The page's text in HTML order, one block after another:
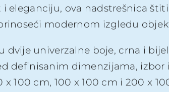
eleganciju, ova nadstrešnica
modernom izgledu
dvije univerzalne boje, crna i
definisanim dimenzijama,
100 cm, 100 x 100 cm i 200 x